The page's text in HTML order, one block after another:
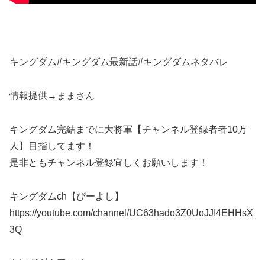
キングダム#キングダム最新話#キングダムネタバレ
情報提供→ままさん
キングダム完結までに大将軍【チャンネル登録者者10万
人】目指してます！
是非ともチャンネル登録宜しくお願いします！
キングダムch【ぴーよし】
https://youtube.com/channel/UC63hado3Z0UoJJI4EHHsX
3Q